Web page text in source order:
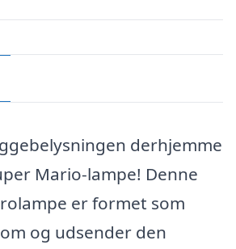
derhjemme
Mario-lampe! Denne
er formet som
og udsender den